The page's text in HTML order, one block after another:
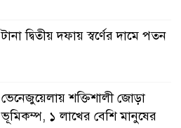
টানা দ্বিতীয় দফায় স্বর্ণের দামে পতন
ভেনেজুয়েলায় শক্তিশালী জোড়া
ভূমিকম্প, ১ লাখের বেশি মানুষের